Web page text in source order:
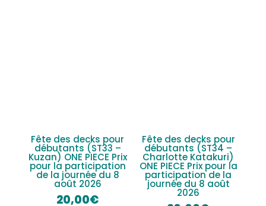
Fête des decks pour
débutants (ST33 –
Kuzan) ONE PIECE Prix
pour la participation
de la journée du 8
août 2026
20,00€
Fête des decks pour
débutants (ST34 –
Charlotte Katakuri)
ONE PIECE Prix pour la
participation de la
journée du 8 août
2026